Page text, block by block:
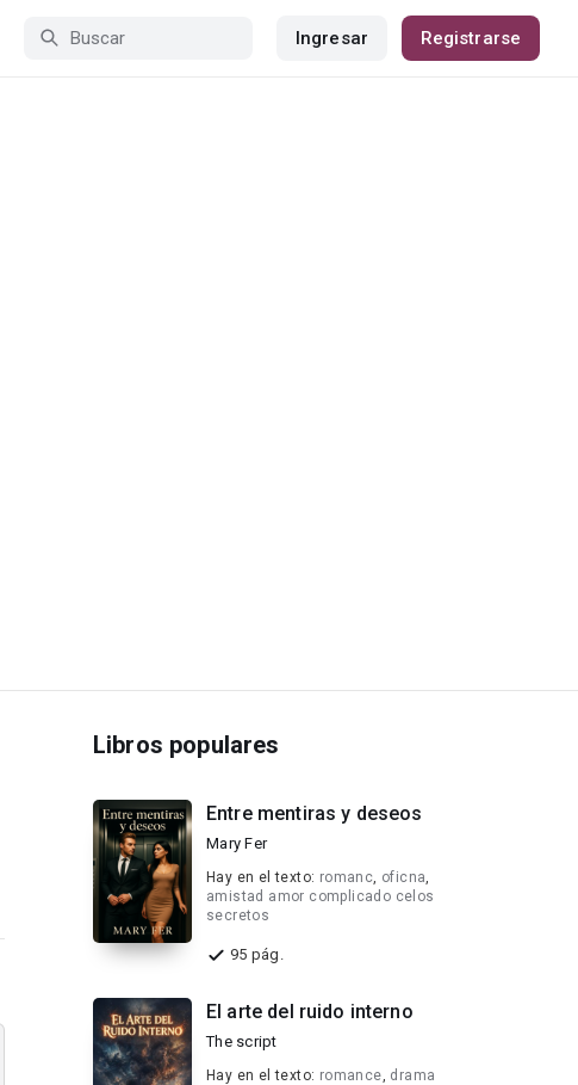
Ingresar Registrarse
Libros populares
Entre mentiras y deseos
Mary Fer
Hay en el texto: romanc, oficna,
amistad amor complicado celos
secretos
95 pág.
El arte del ruido interno
The script
Hay en el texto: romance, drama